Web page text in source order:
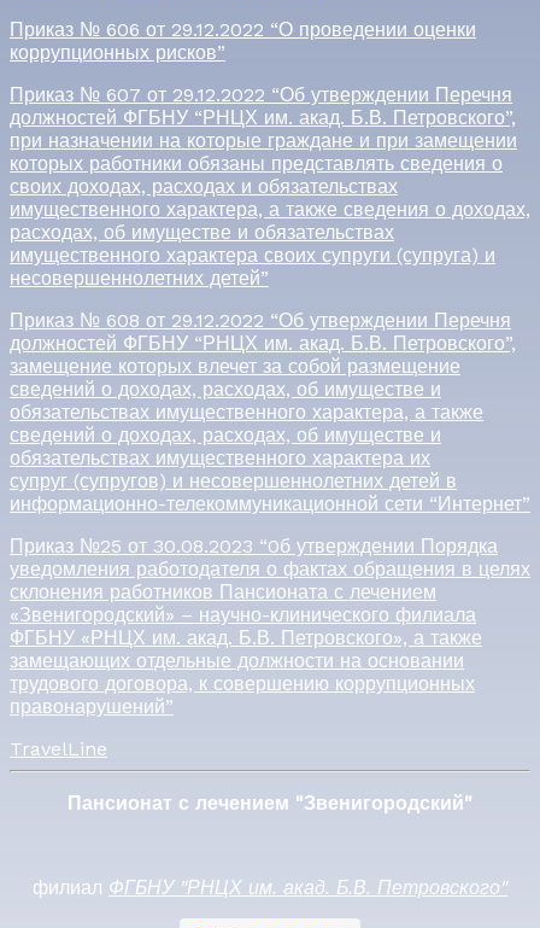
Приказ № 606 от 29.12.2022 “О проведении оценки
коррупционных рисков”
Приказ № 607 от 29.12.2022 “Об утверждении Перечня
должностей ФГБНУ “РНЦХ им. акад. Б.В. Петровского”,
при назначении на которые граждане и при замещении
которых работники обязаны представлять сведения о
своих доходах, расходах и обязательствах
имущественного характера, а также сведения о доходах,
расходах, об имуществе и обязательствах
имущественного характера своих супруги (супруга) и
несовершеннолетних детей”
Приказ № 608 от 29.12.2022 “Об утверждении Перечня
должностей ФГБНУ “РНЦХ им. акад. Б.В. Петровского”,
замещение которых влечет за собой размещение
сведений о доходах, расходах, об имуществе и
обязательствах имущественного характера, а также
сведений о доходах, расходах, об имуществе и
обязательствах имущественного характера их
супруг (супругов) и несовершеннолетних детей в
информационно-телекоммуникационной сети “Интернет”
Приказ №25 от 30.08.2023 “0б утверждении Порядка
уведомления работодателя о фактах обращения в целях
склонения работников Пансионата с лечением
«Звенигородский» – научно-клинического филиала
ФГБНУ «РНЦХ им. акад. Б.В. Петровского», а также
замещающих отдельные должности на основании
трудового договора, к совершению коррупционных
правонарушений”
TravelLine
Пансионат с лечением "Звенигородский"
филиал ФГБНУ "РНЦХ им. акад. Б.В. Петровского"